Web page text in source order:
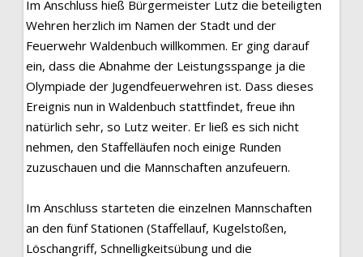
Im Anschluss hieß Bürgermeister Lutz die beteiligten
Wehren herzlich im Namen der Stadt und der
Feuerwehr Waldenbuch willkommen. Er ging darauf
ein, dass die Abnahme der Leistungsspange ja die
Olympiade der Jugendfeuerwehren ist. Dass dieses
Ereignis nun in Waldenbuch stattfindet, freue ihn
natürlich sehr, so Lutz weiter. Er ließ es sich nicht
nehmen, den Staffelläufen noch einige Runden
zuzuschauen und die Mannschaften anzufeuern.
Im Anschluss starteten die einzelnen Mannschaften
an den fünf Stationen (Staffellauf, Kugelstoßen,
Löschangriff, Schnelligkeitsübung und die